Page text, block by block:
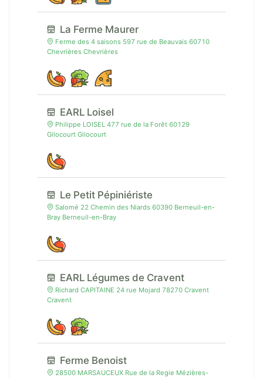
La Ferme Maurer
Ferme des 4 saisons 597 rue de Beauvais 60710
Chevrières Chevrières
EARL Loisel
Philippe LOISEL 477 rue de la Forêt 60129
Gilocourt Gilocourt
Le Petit Pépiniériste
Salomé 22 Chemin des Niards 60390 Berneuil-en-
Bray Berneuil-en-Bray
EARL Légumes de Cravent
Richard CAPITAINE 24 rue Mojard 78270 Cravent
Cravent
Ferme Benoist
28500 MARSAUCEUX Rue de la Regie Mézières-